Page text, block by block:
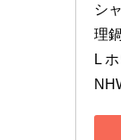
シ
理
L